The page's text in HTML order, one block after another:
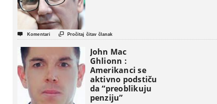
 Komentari  Pročitaj čitav članak
John Mac
Ghlionn :
Amerikanci se
aktivno podstiču
da “preoblikuju
penziju”